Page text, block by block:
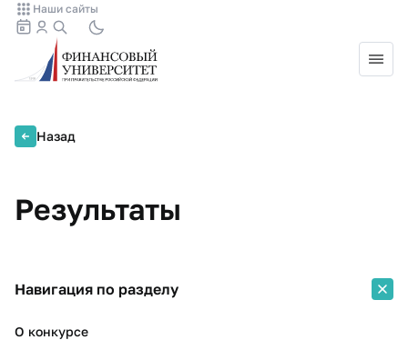
Наши сайты
Назад
Результаты
Навигация по разделу
О конкурсе